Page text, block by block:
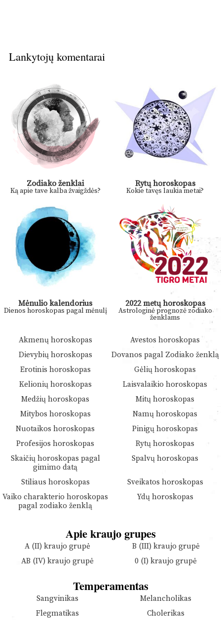
Lankytojų komentarai
Zodiako ženklai
Ką apie tave kalba žvaigždės?
Rytų horoskopas
Kokie tavęs laukia metai?
Mėnulio kalendorius
Dienos horoskopas pagal mėnulį
2022 metų horoskopas
Astrologinė prognozė zodiako
ženklams
Akmenų horoskopas
Avestos horoskopas
Dievybių horoskopas
Dovanos pagal Zodiako ženklą
Erotinis horoskopas
Gėlių horoskopas
Kelionių horoskopas
Laisvalaikio horoskopas
Medžių horoskopas
Mitų horoskopas
Mitybos horoskopas
Namų horoskopas
Nuotaikos horoskopas
Pinigų horoskopas
Profesijos horoskopas
Rytų horoskopas
Skaičių horoskopas pagal
gimimo datą
Spalvų horoskopas
Stiliaus horoskopas
Sveikatos horoskopas
Vaiko charakterio horoskopas
pagal zodiako ženklą
Ydų horoskopas
Apie kraujo grupes
A (II) kraujo grupė
B (III) kraujo grupė
AB (IV) kraujo grupė
0 (I) kraujo grupė
Temperamentas
Sangvinikas
Melancholikas
Flegmatikas
Cholerikas